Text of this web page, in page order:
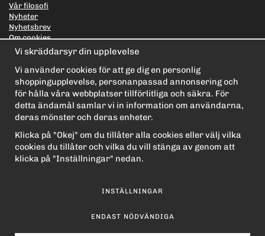
Vår filosofi
Nyheter
Nyhetsbrev
Om cookies
Länkar
Integritetspolicy
PRENUMERERA PÅ NYHETSBREVET FÖR VÅRA BÄSTA
ERBJUDANDEN OCH NYHETER!
E-
postadress
Vi skräddarsyr din upplevelse
Vi använder cookies för att ge dig en personlig
shoppingupplevelse, personanpassad annonsering och
för hålla våra webbplatser tillförlitliga och säkra. För
detta ändamål samlar vi in information om användarna,
deras mönster och deras enheter.
Klicka på "Okej" om du tillåter alla cookies eller välj vilka
cookies du tillåter och vilka du vill stänga av genom att
klicka på "Inställningar" nedan.
INSTÄLLNINGAR
ENDAST NÖDVÄNDIGA